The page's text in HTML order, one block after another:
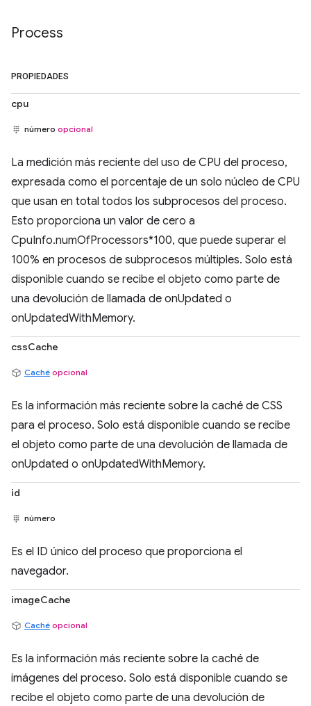
Process
PROPIEDADES
cpu
número opcional
La medición más reciente del uso de CPU del proceso,
expresada como el porcentaje de un solo núcleo de CPU
que usan en total todos los subprocesos del proceso.
Esto proporciona un valor de cero a
CpuInfo.numOfProcessors*100, que puede superar el
100% en procesos de subprocesos múltiples. Solo está
disponible cuando se recibe el objeto como parte de
una devolución de llamada de onUpdated o
onUpdatedWithMemory.
cssCache
Caché opcional
Es la información más reciente sobre la caché de CSS
para el proceso. Solo está disponible cuando se recibe
el objeto como parte de una devolución de llamada de
onUpdated o onUpdatedWithMemory.
id
número
Es el ID único del proceso que proporciona el
navegador.
imageCache
Caché opcional
Es la información más reciente sobre la caché de
imágenes del proceso. Solo está disponible cuando se
recibe el objeto como parte de una devolución de